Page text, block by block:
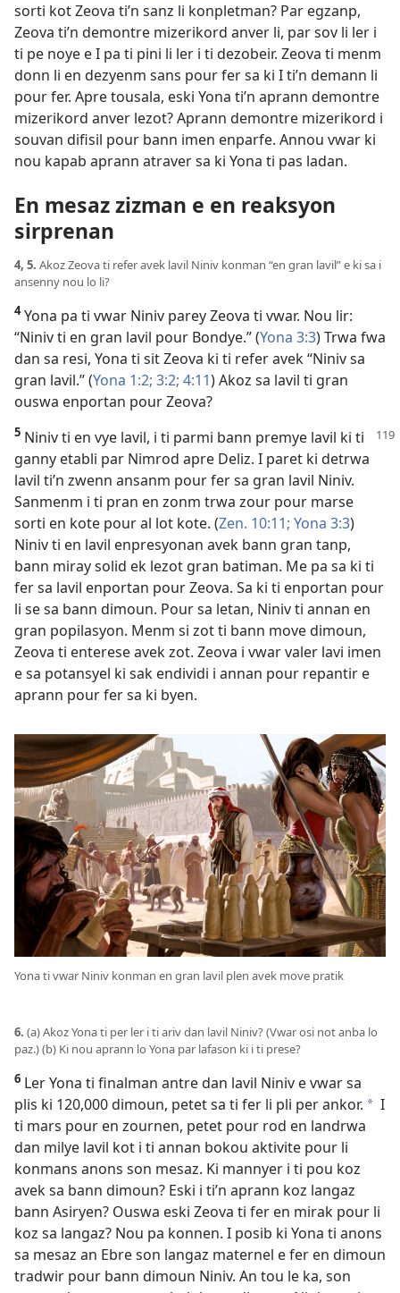
sorti kot Zeova ti’n sanz li konpletman? Par egzanp,
Zeova ti’n demontre mizerikord anver li, par sov li ler i
ti pe noye e I pa ti pini li ler i ti dezobeir. Zeova ti menm
donn li en dezyenm sans pour fer sa ki I ti’n demann li
pour fer. Apre tousala, eski Yona ti’n aprann demontre
mizerikord anver lezot? Aprann demontre mizerikord i
souvan difisil pour bann imen enparfe. Annou vwar ki
nou kapab aprann atraver sa ki Yona ti pas ladan.
En mesaz zizman e en reaksyon
sirprenan
4, 5. Akoz Zeova ti refer avek lavil Niniv konman “en gran lavil” e ki sa i
ansenny nou lo li?
4Yona pa ti vwar Niniv parey Zeova ti vwar. Nou lir:
“Niniv ti en gran lavil pour Bondye.” (Yona 3:3) Trwa fwa
dan sa resi, Yona ti sit Zeova ki ti refer avek “Niniv sa
gran lavil.” (Yona 1:2; 3:2; 4:11) Akoz sa lavil ti gran
ouswa enportan pour Zeova?
5 Niniv ti en vye lavil, i ti parmi bann premye lavil ki ti
ganny etabli par Nimrod apre Deliz. I paret ki detrwa
lavil ti’n zwenn ansanm pour fer sa gran lavil Niniv.
Sanmenm i ti pran en zonm trwa zour pour marse
sorti en kote pour al lot kote. (Zen. 10:11; Yona 3:3)
Niniv ti en lavil enpresyonan avek bann gran tanp,
bann miray solid ek lezot gran batiman. Me pa sa ki ti
fer sa lavil enportan pour Zeova. Sa ki ti enportan pour
li se sa bann dimoun. Pour sa letan, Niniv ti annan en
gran popilasyon. Menm si zot ti bann move dimoun,
Zeova ti enterese avek zot. Zeova i vwar valer lavi imen
e sa potansyel ki sak endividi i annan pour repantir e
aprann pour fer sa ki byen.
Yona ti vwar Niniv konman en gran lavil plen avek move pratik
6. (a) Akoz Yona ti per ler i ti ariv dan lavil Niniv? (Vwar osi not anba lo
paz.) (b) Ki nou aprann lo Yona par lafason ki i ti prese?
6 Ler Yona ti finalman antre dan lavil Niniv e vwar sa
plis ki 120,000 dimoun, petet sa ti fer li pli per ankor. a I
ti mars pour en zournen, petet pour rod en landrwa
dan milye lavil kot i ti annan bokou aktivite pour li
konmans anons son mesaz. Ki mannyer i ti pou koz
avek sa bann dimoun? Eski i ti’n aprann koz langaz
bann Asiryen? Ouswa eski Zeova ti fer en mirak pour li
koz sa langaz? Nou pa konnen. I posib ki Yona ti anons
sa mesaz an Ebre son langaz maternel e fer en dimoun
tradwir pour bann dimoun Niniv. An tou le ka, son